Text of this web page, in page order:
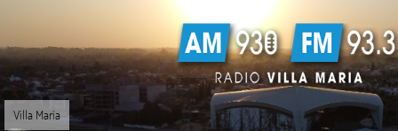
Villa María